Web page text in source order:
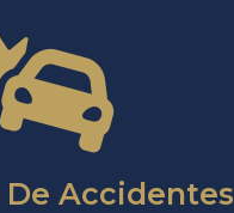
Accidentes